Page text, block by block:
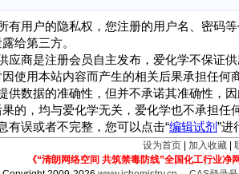
有用户的隐私权，您注册的用户名、密码
给第三方。
应商是注册会员自主发布，爱化学不保证
使用本站内容而产生的相关后果承担任何
供数据的准确性，但并不承诺其准确性，
的，均与爱化学无关，爱化学也不承担任
有误或者不完整，您可以点击“编辑试剂”进
设为首页 加入收藏
《“清朗网络空间 共筑禁毒防线”全国化工行业净